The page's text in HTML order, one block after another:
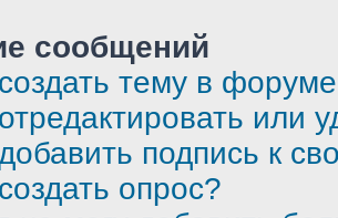
сообщений
тему в
или
подпись к
опрос?